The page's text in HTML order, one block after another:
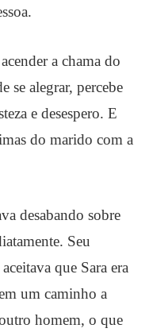
a chama do
se alegrar, percebe
e desespero. E
do marido com a
desabando sobre
Seu
que Sara era
um caminho a
homem, o que